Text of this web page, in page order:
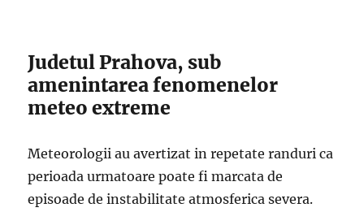
Judetul Prahova, sub
amenintarea fenomenelor
meteo extreme
Meteorologii au avertizat in repetate randuri ca
perioada urmatoare poate fi marcata de
episoade de instabilitate atmosferica severa.